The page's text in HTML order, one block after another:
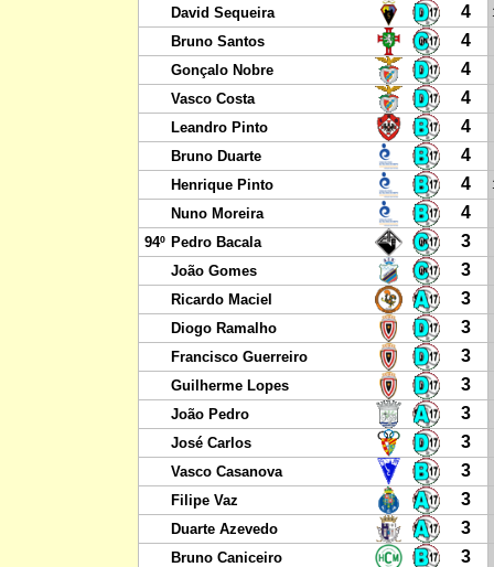
David Sequeira 4
Bruno Santos 4
Gonçalo Nobre 4
Vasco Costa 4
Leandro Pinto 4
Bruno Duarte 4
Henrique Pinto 4
Nuno Moreira 4
94º Pedro Bacala 3
João Gomes 3
Ricardo Maciel 3
Diogo Ramalho 3
Francisco Guerreiro 3
Guilherme Lopes 3
João Pedro 3
José Carlos 3
Vasco Casanova 3
Filipe Vaz 3
Duarte Azevedo 3
Bruno Caniceiro 3